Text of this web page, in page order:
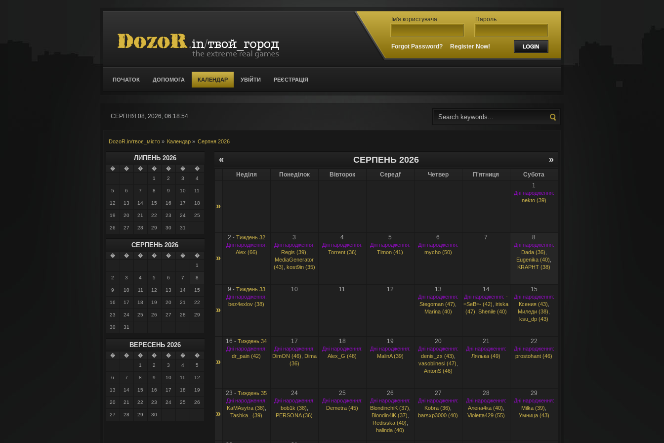
Ім'я користувача Пароль
Forgot Password? Register Now!
ПОЧАТОК ДОПОМОГА КАЛЕНДАР УВІЙТИ РЕЄСТРАЦІЯ
СЕРПНЯ 08, 2026, 06:18:54
DozoR.in/твоє_місто» Календар» Серпня 2026
ЛИПЕНЬ 2026
� � � � � �
�
1
2 3 4
5 6 7 8 9 10 11
12 13 14 15 16 17 18
19 20 21 22 23 24 25
26 27 28 29 30 31
СЕРПЕНЬ 2026
� � � � � �
�
1
2 3 4 5 6 7 8
9 10 11 12 13 14 15
16 17 18 19 20 21 22
23 24 25 26 27 28 29
30 31
ВЕРЕСЕНЬ 2026
� � � � � �
�
1
2 3 4 5
6 7 8 9 10 11 12
13 14 15 16 17 18 19
20 21 22 23 24 25 26
27 28 29 30
« »
СЕРПЕНЬ 2026
Неділя Понеділок Вівторок Середf Четвер П'ятниця Субота
»
1
Дні народження:
nekto (39)
»
2 - Тиждень 32
Дні народження:
Alex (66)
3
Дні народження:
Regis (39)
MediaGenerator
(43) kost9in (35)
4
Дні народження:
Torrent (36)
5
Дні народження:
Timon (41)
6
Дні народження:
mycho (50)
7 8
Дні народження:
Dada (36)
Eugenika (40)
KRAPHT (38)
»
9 - Тиждень 33
Дні народження:
bez4exlov (38)
10 11 12 13
Дні народження:
Stegoman (47)
Marina (40)
14
Дні народження: -
=SeB=- (42) ,iriska
(47) Shenile (40)
15
Дні народження:
Ксения (43)
Миледи (38)
ksu_dp (43)
»
16 -Тиждень 34
Дні народження:
dr_pain (42)
17
Дні народження:
DimON (46)
Dima
(36)
18
Дні народження:
Alex_G (48)
19
Дні народження:
MalinA (39)
20
Дні народження:
denis_zx (43)
vasoblinesi (47)
AntonS (46)
21
Дні народження:
Лялька (49)
22
Дні народження:
prostohant (46)
»
23 -Тиждень 35
Дні народження:
KaMAsytra (38)
Tashka_ (39)
24
Дні народження:
bob1k (38)
PERSONA (36)
25
Дні народження:
Demetra (45)
26
Дні народження:
BlondinchiK (37)
Blondin4iK (37)
Redisska (40)
halinda (40)
27
Дні народження:
Kobra (36)
barsxp3000 (40)
28
Дні народження:
Алена4ка (40)
Violetta429 (55)
29
Дні народження:
Milka (39)
Умница (43)